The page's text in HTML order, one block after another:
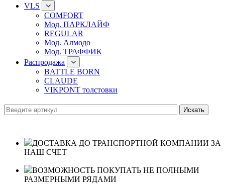
VLS
COMFORT
Мод. ПАРКЛАЙФ
REGULAR
Мод. Алмодо
Мод. ТРАФФИК
Распродажа
BATTLE BORN
CLAUDE
VIKPONT толстовки
ДОСТАВКА ДО ТРАНСПОРТНОЙ КОМПАНИИ ЗА
НАШ СЧЕТ
ВОЗМОЖНОСТЬ ПОКУПАТЬ НЕ ПОЛНЫМИ
РАЗМЕРНЫМИ РЯДАМИ